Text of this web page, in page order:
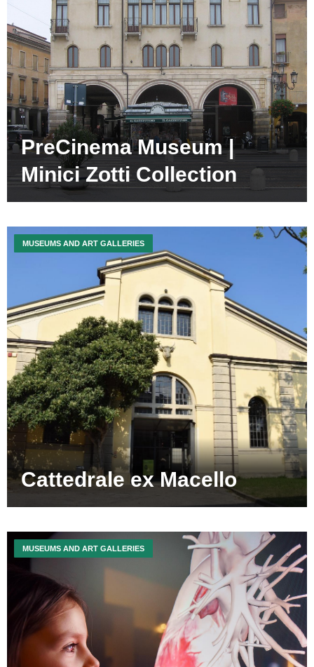
PreCinema Museum |
Minici Zotti Collection
Cattedrale ex Macello
MUSEUMS AND ART GALLERIES
MUSEUMS AND ART GALLERIES